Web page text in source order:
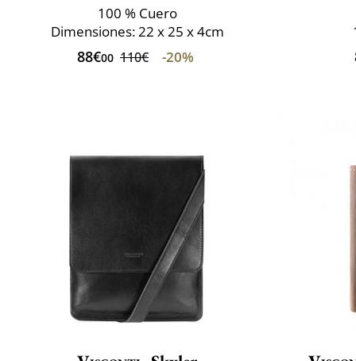
100 % Cuero
Dimensiones: 22 x 25 x 4cm
88€00 110€ -20%